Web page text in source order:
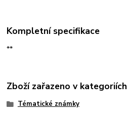
Kompletní specifikace
**
Zboží zařazeno v kategoriích
Tématické známky